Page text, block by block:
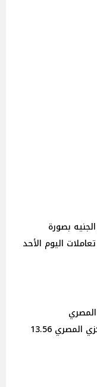
بصورة
اليوم الأحد
بلغ سعر الدرهم الإماراتي في البنك المركزي المصري 13.56